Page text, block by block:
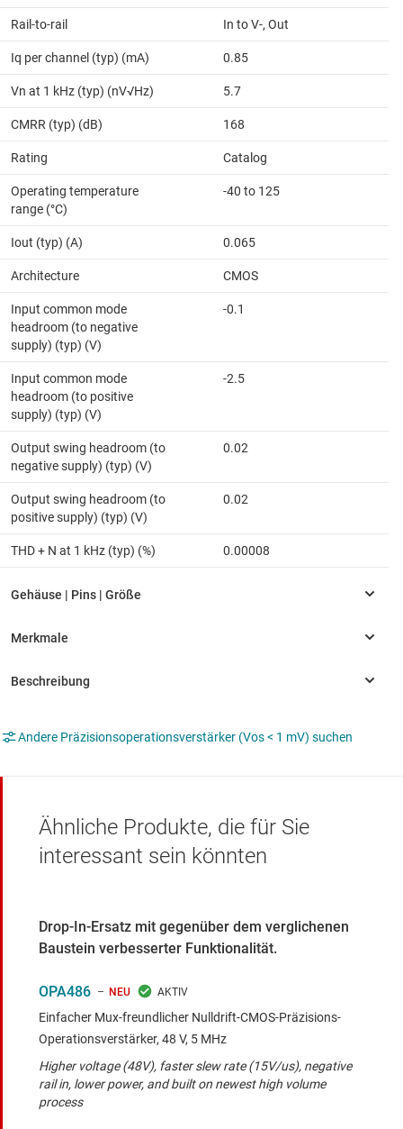
Rail-to-rail In to V-, Out
Iq per channel (typ) (mA) 0.85
Vn at 1 kHz (typ) (nV√Hz) 5.7
CMRR (typ) (dB) 168
Rating Catalog
Operating temperature
range (°C)
-40 to 125
Iout (typ) (A) 0.065
Architecture CMOS
Input common mode
headroom (to negative
supply) (typ) (V)
-0.1
Input common mode
headroom (to positive
supply) (typ) (V)
-2.5
Output swing headroom (to
negative supply) (typ) (V)
0.02
Output swing headroom (to
positive supply) (typ) (V)
0.02
THD + N at 1 kHz (typ) (%) 0.00008
Andere Präzisionsoperationsverstärker (Vos < 1 mV) suchen
Ähnliche Produkte, die für Sie
interessant sein könnten
Drop-In-Ersatz mit gegenüber dem verglichenen
Baustein verbesserter Funktionalität.
NEU
OPA486
Einfacher Mux-freundlicher Nulldrift-CMOS-Präzisions-
Operationsverstärker, 48 V, 5 MHz
Higher voltage (48V), faster slew rate (15V/us), negative
rail in, lower power, and built on newest high volume
process